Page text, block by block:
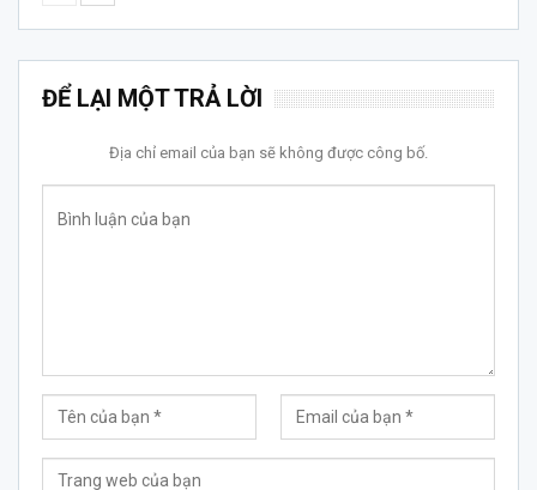
ĐỂ LẠI MỘT TRẢ LỜI
Địa chỉ email của bạn sẽ không được công bố.